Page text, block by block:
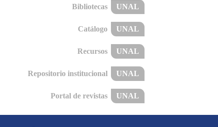
Bibliotecas UNAL
Catálogo UNAL
Recursos UNAL
Repositorio institucional UNAL
Portal de revistas UNAL